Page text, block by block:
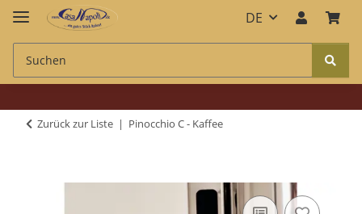
DE
Zurück zur Liste Pinocchio C - Kaffee